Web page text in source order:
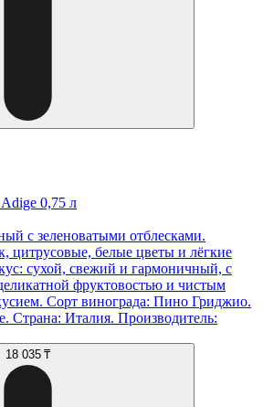
0,75 л
с зеленоватыми отблесками.
цитрусовые, белые цветы и лёгкие
сухой, свежий и гармоничный, с
фруктовостью и чистым
Сорт винограда: Пино Гриджио.
Страна: Италия. Производитель:
18 035 ₸